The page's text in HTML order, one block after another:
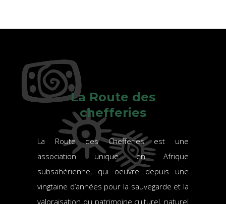
La Route des
chefferies
La Route des Chefferies est une
association unique en Afrique
subsahérienne, qui oeuvre depuis une
vingtaine d’années pour la sauvegarde et la
valoraisation du patrimoine culturel, naturel